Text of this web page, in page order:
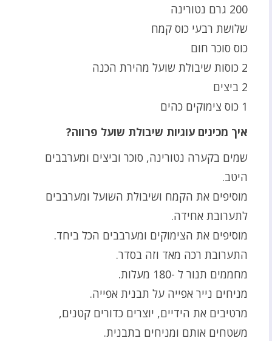
200 גרם נטורינה
שלושת רבעי כוס קמח
כוס סוכר חום
2 כוסות שיבולת שועל מהירת הכנה
2 ביצים
1 כוס צימוקים כהים
איך מכינים עוגיות שיבולת שועל פרווה?
שמים בקערה נטורינה, סוכר וביצים ומערבבים
היטב.
מוסיפים את הקמח ושיבולת השועל ומערבבים
לתערובת אחידה.
מוסיפים את הצימוקים ומערבבים הכל ביחד.
התערובת רכה מאד וזה בסדר.
מחממים תנור ל -180 מעלות.
מניחים נייר אפייה על תבנית אפייה.
מרטיבים את הידיים, יוצרים כדורים קטנים,
משטחים אותם ומניחים בתבנית.